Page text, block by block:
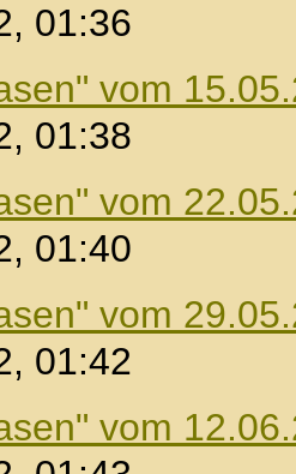
01:36
vom
01:38
vom
01:40
vom
01:42
vom